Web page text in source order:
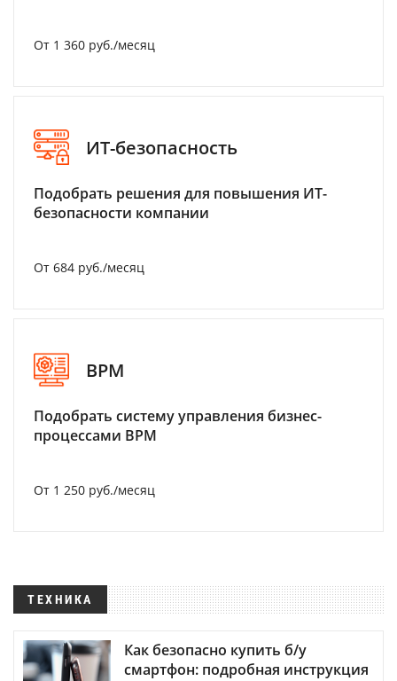
От 1 360 руб./месяц
ИТ-безопасность
Подобрать решения для повышения ИТ-
безопасности компании
От 684 руб./месяц
BPM
Подобрать систему управления бизнес-
процессами BPM
От 1 250 руб./месяц
ТЕХНИКА
Как безопасно купить б/у
смартфон: подробная инструкция